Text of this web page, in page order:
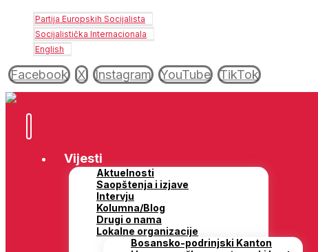
Partija Europskih Socijalista
Socijalistička Internacionala
English
Facebook X Instagram YouTube TikTok
Vijesti
Aktuelnosti
Saopštenja i izjave
Intervju
Kolumna/Blog
Drugi o nama
Lokalne organizacije
Bosansko-podrinjski Kanton